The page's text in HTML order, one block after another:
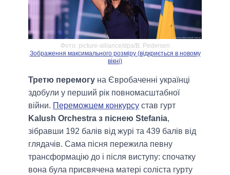
Фото: picture-alliance/dpa/B. Pedersen
Зображення максимального розміру (відкриється в новому
вікні)
Третю перемогу на Євробаченні українці
здобули у перший рік повномасштабної
війни. Переможцем конкурсу став гурт
Kalush Orchestra з піснею Stefania,
зібравши 192 балів від журі та 439 балів від
глядачів. Сама пісня пережила певну
трансформацію до і після виступу: спочатку
вона була присвячена матері соліста гурту